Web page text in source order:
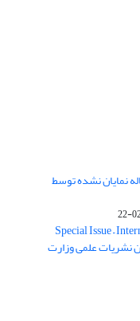
نمایان نشده توسط
Special Issue –
نشریات علمی وزارت